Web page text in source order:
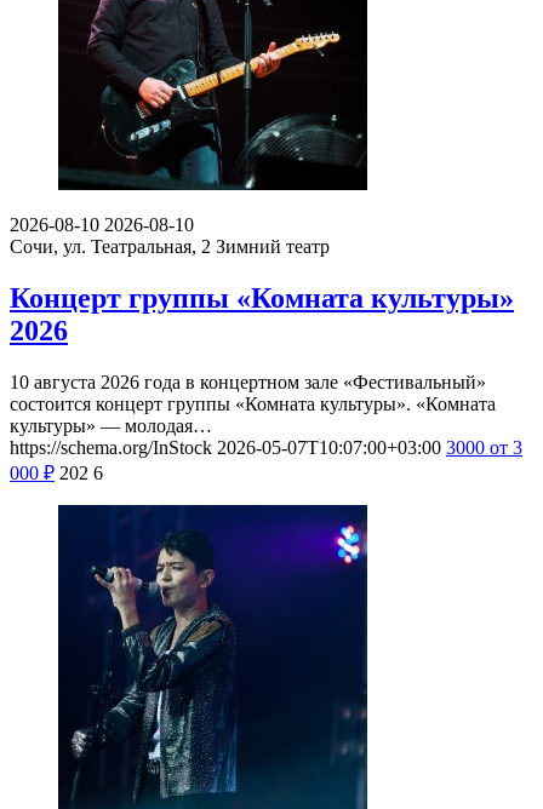
2026-08-10 2026-08-10
Сочи, ул. Театральная, 2 Зимний театр
Концерт группы «Комната культуры»
2026
10 августа 2026 года в концертном зале «Фестивальный»
состоится концерт группы «Комната культуры». «Комната
культуры» — молодая…
https://schema.org/InStock 2026-05-07T10:07:00+03:00 3000 от 3
000 ₽ 202 6